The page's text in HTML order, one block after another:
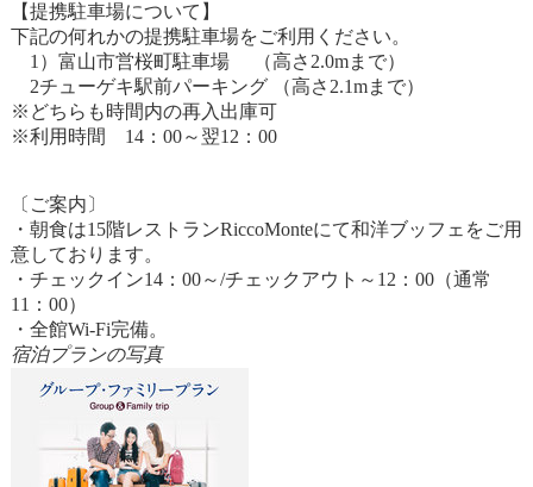
【提携駐車場について】
下記の何れかの提携駐車場をご利用ください。
1）富山市営桜町駐車場 （高さ2.0mまで）
2チューゲキ駅前パーキング （高さ2.1mまで）
※どちらも時間内の再入出庫可
※利用時間 14：00～翌12：00
〔ご案内〕
・朝食は15階レストランRiccoMonteにて和洋ブッフェをご用
意しております。
・チェックイン14：00～/チェックアウト～12：00（通常
11：00）
・全館Wi-Fi完備。
宿泊プランの写真